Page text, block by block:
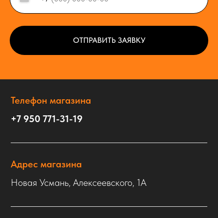
ОТПРАВИТЬ ЗАЯВКУ
Телефон магазина
+7 950 771-31-19
Адрес магазина
Новая Усмань, Алексеевского, 1А